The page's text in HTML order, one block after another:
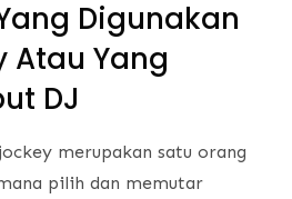
Digunakan
Atau Yang
DJ
merupakan satu orang
pilih dan memutar